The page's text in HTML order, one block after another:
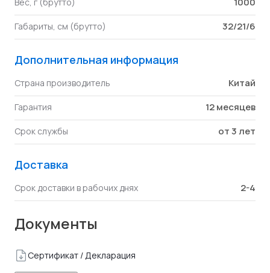
Габариты, см (брутто) 32/21/6
Дополнительная информация
Страна производитель Китай
Гарантия 12 месяцев
Срок службы от 3 лет
Доставка
Срок доставки в рабочих днях 2-4
Документы
Сертификат / Декларация